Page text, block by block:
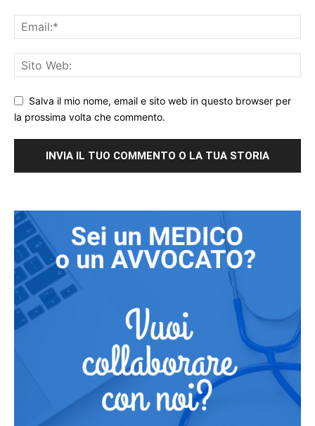
Salva il mio nome, email e sito web in questo browser per
la prossima volta che commento.